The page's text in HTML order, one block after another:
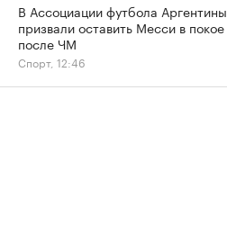
В Ассоциации футбола Аргентины
призвали оставить Месси в покое
после ЧМ
Спорт, 12:46